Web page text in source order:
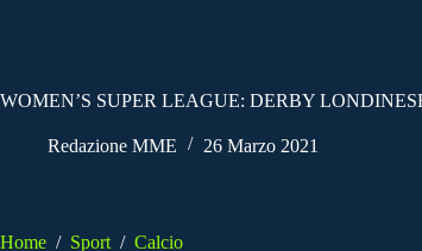
WOMEN’S SUPER LEAGUE: DERBY
Redazione MME 26 Marzo 2021
Home / Sport / Calcio